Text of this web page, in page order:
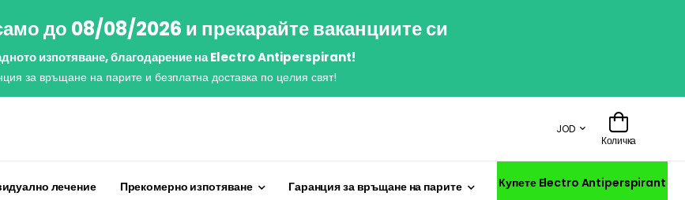
до 08/08/2026 и прекарайте ваканциите си
изпотяване, благодарение на Electro Antiperspirant!
за връщане на парите и безплатна доставка по целия свят!
JOD
Количка
лечение Прекомерно изпотяване Гаранция за връщане на парите Купете Electro Antiperspirant